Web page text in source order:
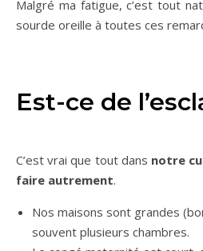
Malgré ma fatigue, c’est tout
sourde oreille à toutes ces
Est-ce de
C’est vrai que tout dans notre
faire autrement.
Nos maisons sont grandes
souvent plusieurs chambres.